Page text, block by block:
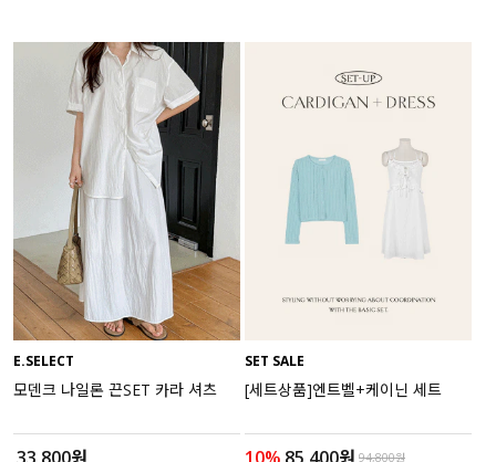
E.SELECT
모덴크 나일론 끈SET 카라 셔츠
33,800원
SET SALE
[세트상품]엔트벨+케이닌 세트
10% 85,400원 94,800원